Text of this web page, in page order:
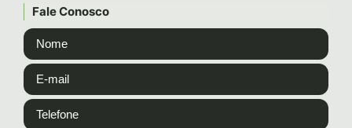
Fale Conosco